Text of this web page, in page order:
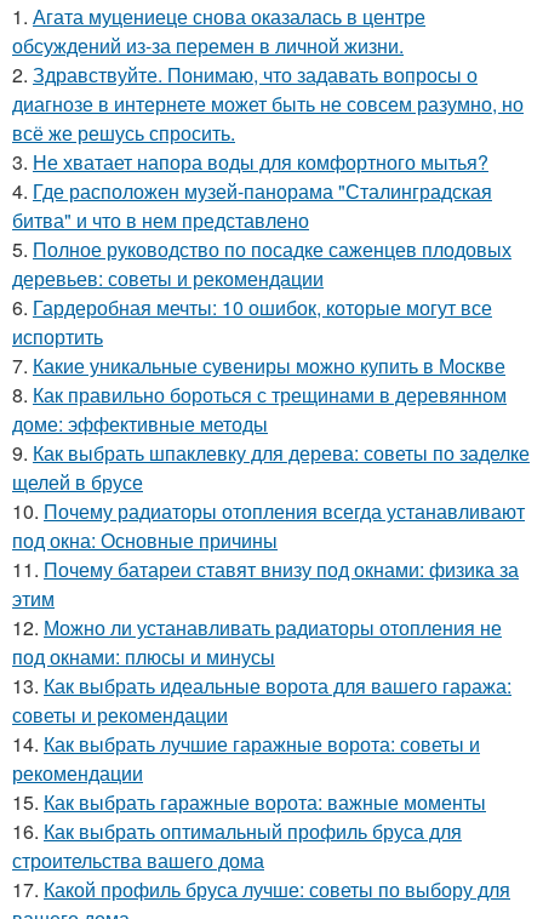
1. Агата муцениеце снова оказалась в центре
обсуждений из-за перемен в личной жизни.
2. Здравствуйте. Понимаю, что задавать вопросы о
диагнозе в интернете может быть не совсем разумно, но
всё же решусь спросить.
3. Не хватает напора воды для комфортного мытья?
4. Где расположен музей-панорама "Сталинградская
битва" и что в нем представлено
5. Полное руководство по посадке саженцев плодовых
деревьев: советы и рекомендации
6. Гардеробная мечты: 10 ошибок, которые могут все
испортить
7. Какие уникальные сувениры можно купить в Москве
8. Как правильно бороться с трещинами в деревянном
доме: эффективные методы
9. Как выбрать шпаклевку для дерева: советы по заделке
щелей в брусе
10. Почему радиаторы отопления всегда устанавливают
под окна: Основные причины
11. Почему батареи ставят внизу под окнами: физика за
этим
12. Можно ли устанавливать радиаторы отопления не
под окнами: плюсы и минусы
13. Как выбрать идеальные ворота для вашего гаража:
советы и рекомендации
14. Как выбрать лучшие гаражные ворота: советы и
рекомендации
15. Как выбрать гаражные ворота: важные моменты
16. Как выбрать оптимальный профиль бруса для
строительства вашего дома
17. Какой профиль бруса лучше: советы по выбору для